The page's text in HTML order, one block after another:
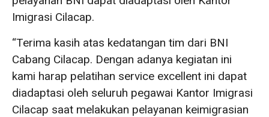
Imigrasi Cilacap.
“Terima kasih atas kedatangan tim dari BNI
Cabang Cilacap. Dengan adanya kegiatan ini
kami harap pelatihan service excellent ini dapat
diadaptasi oleh seluruh pegawai Kantor Imigrasi
Cilacap saat melakukan pelayanan keimigrasian